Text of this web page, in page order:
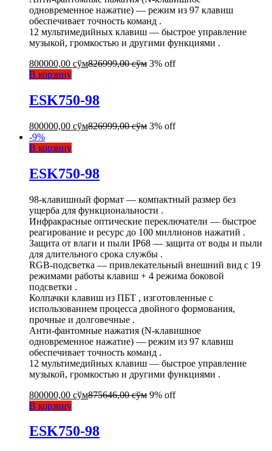
одновременное нажатие) — режим из 97 клавиш
обеспечивает точность команд .
12 мультимедийных клавиш — быстрое управление
музыкой, громкостью и другими функциями .
800000,00 сўм826999,00сўм 3% off
В корзину
ESK750-98
800000,00 сўм826999,00сўм 3% off
-9%
В корзину
ESK750-98
98-клавишный формат — компактный размер без
ущерба для функциональности .
Инфракрасные оптические переключатели — быстрое
реагирование и ресурс до 100 миллионов нажатий .
Защита от влаги и пыли IP68 — защита от воды и пыли
для длительного срока службы .
RGB-подсветка — привлекательный внешний вид с 19
режимами работы клавиш + 4 режима боковой
подсветки .
Колпачки клавиш из ПБТ , изготовленные с
использованием процесса двойного формования,
прочные и долговечные .
Анти-фантомные нажатия (N-клавишное
одновременное нажатие) — режим из 97 клавиш
обеспечивает точность команд .
12 мультимедийных клавиш — быстрое управление
музыкой, громкостью и другими функциями .
800000,00 сўм875646,00сўм 9% off
В корзину
ESK750-98